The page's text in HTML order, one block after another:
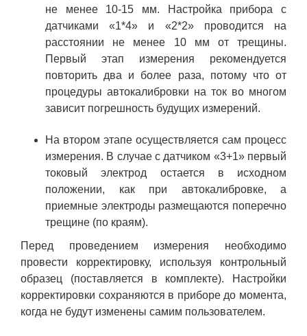
не менее 10-15 мм. Настройка прибора с
датчиками «1*4» и «2*2» проводится на
расстоянии не менее 10 мм от трещины.
Первый этап измерения рекомендуется
повторить два и более раза, потому что от
процедуры автокалибровки на ток во многом
зависит погрешность будущих измерений.
На втором этапе осуществляется сам процесс
измерения. В случае с датчиком «3+1» первый
токовый электрод остается в исходном
положении, как при автокалибровке, а
приемные электроды размещаются поперечно
трещине (по краям).
Перед проведением измерения необходимо
провести корректировку, используя контрольный
образец (поставляется в комплекте). Настройки
корректировки сохраняются в приборе до момента,
когда не будут изменены самим пользователем.